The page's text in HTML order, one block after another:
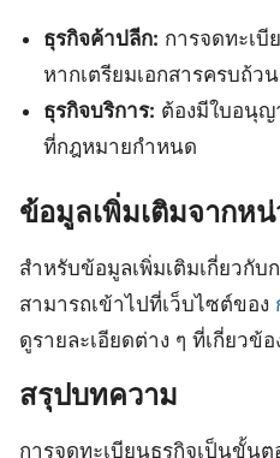
ธุรกิจค้าปลีก: การจดทะเบี
หากเตรียมเอกสารครบถ้วน
ธุรกิจบริการ: ต้องมีใบอนุญ
ที่กฎหมายกำหนด
ข้อมูลเพิ่มเติมจากหน่
สำหรับข้อมูลเพิ่มเติมเกี่ยวกับ
สามารถเข้าไปที่เว็บไซต์ของ
ดูรายละเอียดต่าง ๆ ที่เกี่ยวข้อ
สรุปบทความ
การจดทะเบียนธุรกิจเป็นขั้น